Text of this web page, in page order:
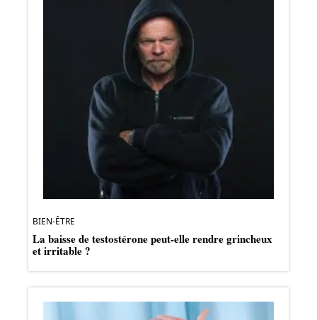
BIEN-ÊTRE
La baisse de testostérone peut-elle rendre grincheux
et irritable ?